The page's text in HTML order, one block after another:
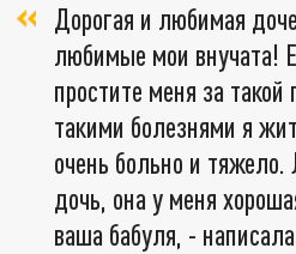
Дорогая и любимая
любимые мои внучата!
простите меня за такой
такими болезнями я
очень больно и
дочь, она у меня
ваша бабуля, -